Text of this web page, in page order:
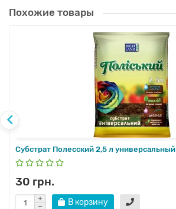
Похожие товары
Субстрат Полесский 2,5 л универсальный
30 грн.
В корзину